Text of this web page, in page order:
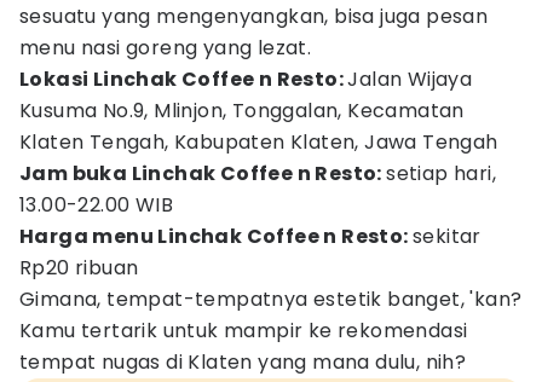
sesuatu yang mengenyangkan, bisa juga pesan
menu nasi goreng yang lezat.
Lokasi Linchak Coffee n Resto:Jalan Wijaya
Kusuma No.9, Mlinjon, Tonggalan, Kecamatan
Klaten Tengah, Kabupaten Klaten, Jawa Tengah
Jam buka Linchak Coffee n Resto:setiap hari,
13.00-22.00 WIB
Harga menu Linchak Coffee n Resto:sekitar
Rp20 ribuan
Gimana, tempat-tempatnya estetik banget, 'kan?
Kamu tertarik untuk mampir ke rekomendasi
tempat nugas di Klaten yang mana dulu, nih?